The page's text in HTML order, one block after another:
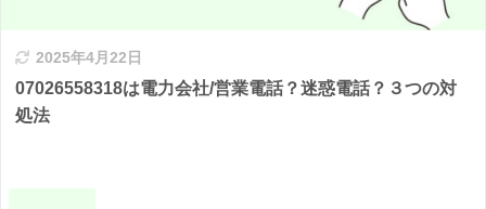
2025年4月22日
07026558318は電力会社/営業電話？迷惑電話？３つの対
処法